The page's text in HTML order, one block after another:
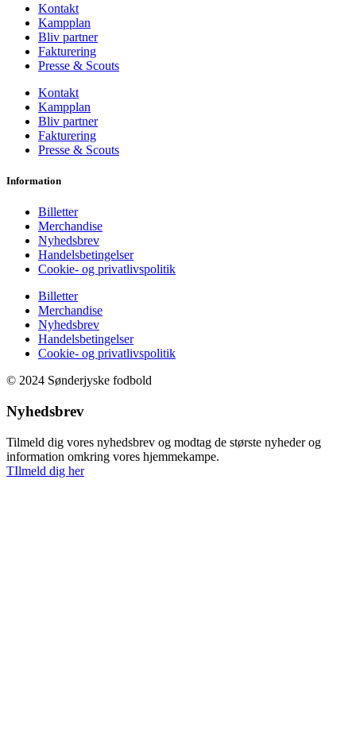
Kontakt
Kampplan
Bliv partner
Fakturering
Presse & Scouts
Kontakt
Kampplan
Bliv partner
Fakturering
Presse & Scouts
Information
Billetter
Merchandise
Nyhedsbrev
Handelsbetingelser
Cookie- og privatlivspolitik
Billetter
Merchandise
Nyhedsbrev
Handelsbetingelser
Cookie- og privatlivspolitik
© 2024 Sønderjyske fodbold
Nyhedsbrev
Tilmeld dig vores nyhedsbrev og modtag de største nyheder og
information omkring vores hjemmekampe.
TIlmeld dig her